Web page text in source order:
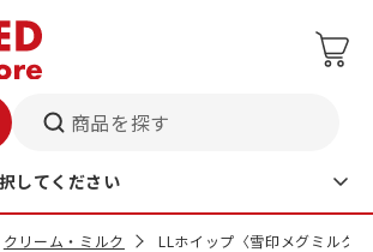
商品を探す
してください
クリーム・ミルク LLホイップ〈雪印メグミルク